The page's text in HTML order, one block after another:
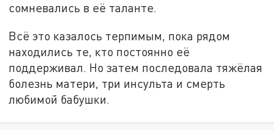
сомневались в её таланте.
Всё это казалось терпимым, пока рядом
находились те, кто постоянно её
поддерживал. Но затем последовала тяжёлая
болезнь матери, три инсульта и смерть
любимой бабушки.